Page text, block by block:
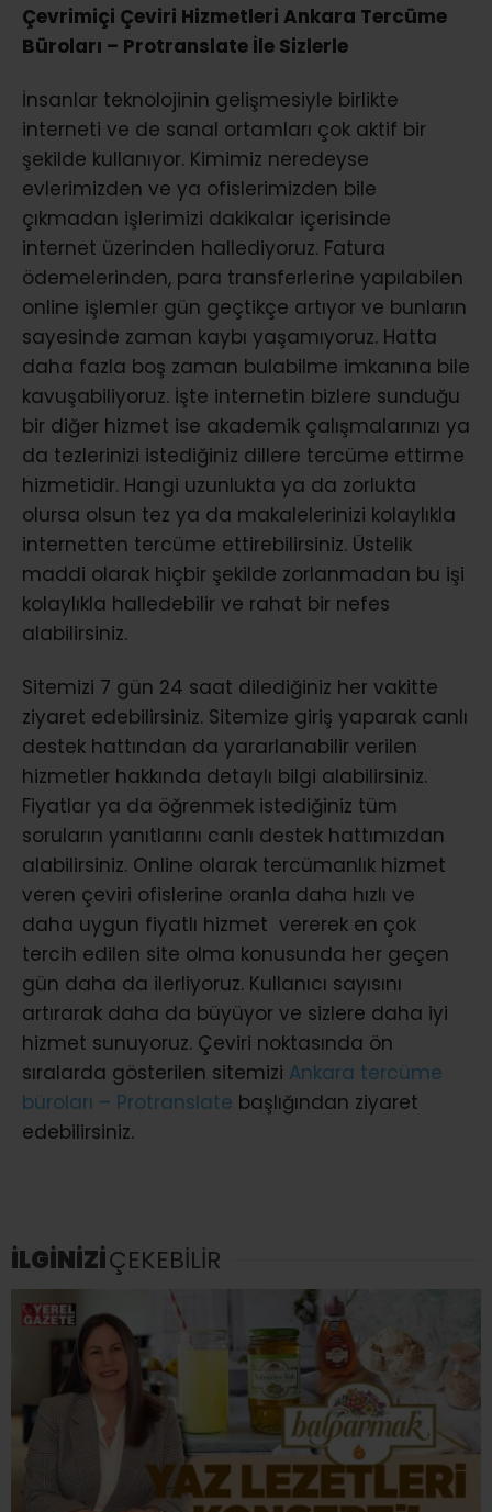
Çevrimiçi Çeviri Hizmetleri Ankara Tercüme
Büroları – Protranslate İle Sizlerle
İnsanlar teknolojinin gelişmesiyle birlikte
interneti ve de sanal ortamları çok aktif bir
şekilde kullanıyor. Kimimiz neredeyse
evlerimizden ve ya ofislerimizden bile
çıkmadan işlerimizi dakikalar içerisinde
internet üzerinden hallediyoruz. Fatura
ödemelerinden, para transferlerine yapılabilen
online işlemler gün geçtikçe artıyor ve bunların
sayesinde zaman kaybı yaşamıyoruz. Hatta
daha fazla boş zaman bulabilme imkanına bile
kavuşabiliyoruz. İşte internetin bizlere sunduğu
bir diğer hizmet ise akademik çalışmalarınızı ya
da tezlerinizi istediğiniz dillere tercüme ettirme
hizmetidir. Hangi uzunlukta ya da zorlukta
olursa olsun tez ya da makalelerinizi kolaylıkla
internetten tercüme ettirebilirsiniz. Üstelik
maddi olarak hiçbir şekilde zorlanmadan bu işi
kolaylıkla halledebilir ve rahat bir nefes
alabilirsiniz.
Sitemizi 7 gün 24 saat dilediğiniz her vakitte
ziyaret edebilirsiniz. Sitemize giriş yaparak canlı
destek hattından da yararlanabilir verilen
hizmetler hakkında detaylı bilgi alabilirsiniz.
Fiyatlar ya da öğrenmek istediğiniz tüm
soruların yanıtlarını canlı destek hattımızdan
alabilirsiniz. Online olarak tercümanlık hizmet
veren çeviri ofislerine oranla daha hızlı ve
daha uygun fiyatlı hizmet vererek en çok
tercih edilen site olma konusunda her geçen
gün daha da ilerliyoruz. Kullanıcı sayısını
artırarak daha da büyüyor ve sizlere daha iyi
hizmet sunuyoruz. Çeviri noktasında ön
sıralarda gösterilen sitemizi Ankara tercüme
büroları – Protranslate başlığından ziyaret
edebilirsiniz.
İLGİNİZİÇEKEBİLİR